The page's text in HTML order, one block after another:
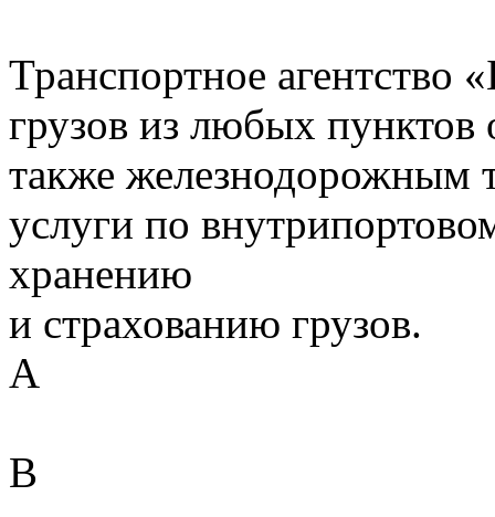
Транспортное агентство
грузов из любых пунктов
также железнодорожным
услуги по
хранению
и страхованию грузов.
A
B